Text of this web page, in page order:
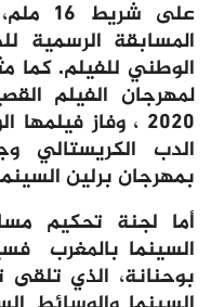
على
المسابقة الرسمية
الوطني للفيلم. كما
لمهرجان الفيلم
2020 ، وفاز
الدب الكريستالي
بمهرجان برلين
أما لجنة تحكيم
السينما بالمغرب
بوحنانة، الذي